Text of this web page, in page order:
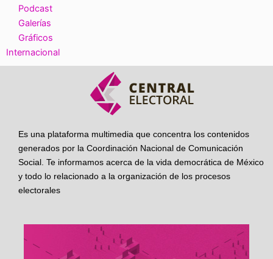
Podcast
Galerías
Gráficos
Internacional
Es una plataforma multimedia que concentra los contenidos
generados por la Coordinación Nacional de Comunicación
Social. Te informamos acerca de la vida democrática de México
y todo lo relacionado a la organización de los procesos
electorales